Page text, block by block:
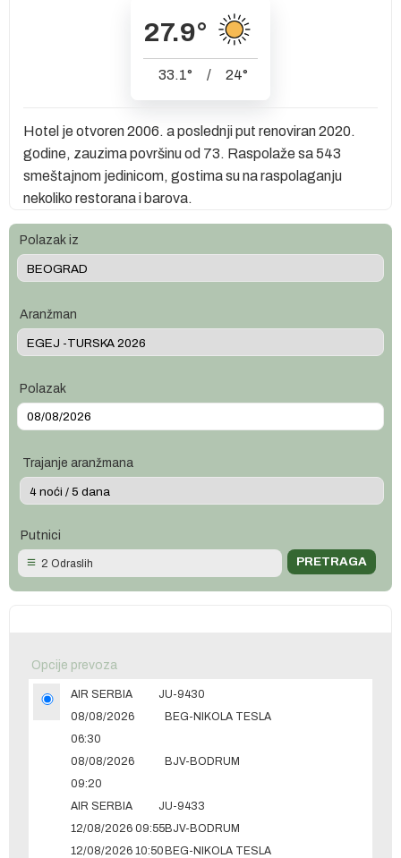
27.9°
33.1° / 24°
Hotel je otvoren 2006. a poslednji put renoviran 2020.
godine, zauzima površinu od 73. Raspolaže sa 543
smeštajnom jedinicom, gostima su na raspolaganju
nekoliko restorana i barova.
Polazak iz
Aranžman
Polazak
Trajanje aranžmana
Putnici
2 Odraslih
Opcije prevoza
AIR SERBIA
JU-9430
08/08/2026
06:30
BEG-NIKOLA TESLA
08/08/2026
09:20
BJV-BODRUM
AIR SERBIA
JU-9433
12/08/2026 09:55BJV-BODRUM
12/08/2026 10:50BEG-NIKOLA TESLA